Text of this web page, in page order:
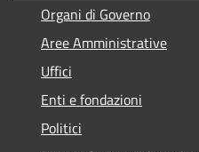
Organi di Governo
Aree Amministrative
Uffici
Enti e fondazioni
Politici